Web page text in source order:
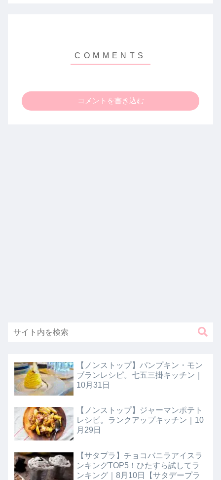
コメントを書き込む
【ノンストップ】パンプキン・モン
ブランレシピ。七五三掛キッチン｜
10月31日
【ノンストップ】ジャーマンポテト
レシピ。ランクアップキッチン｜10
月29日
【サタプラ】チョコバニラアイスラ
ンキングTOP5！ひたすら試してラ
ンキング｜8月10日【サタデープラ